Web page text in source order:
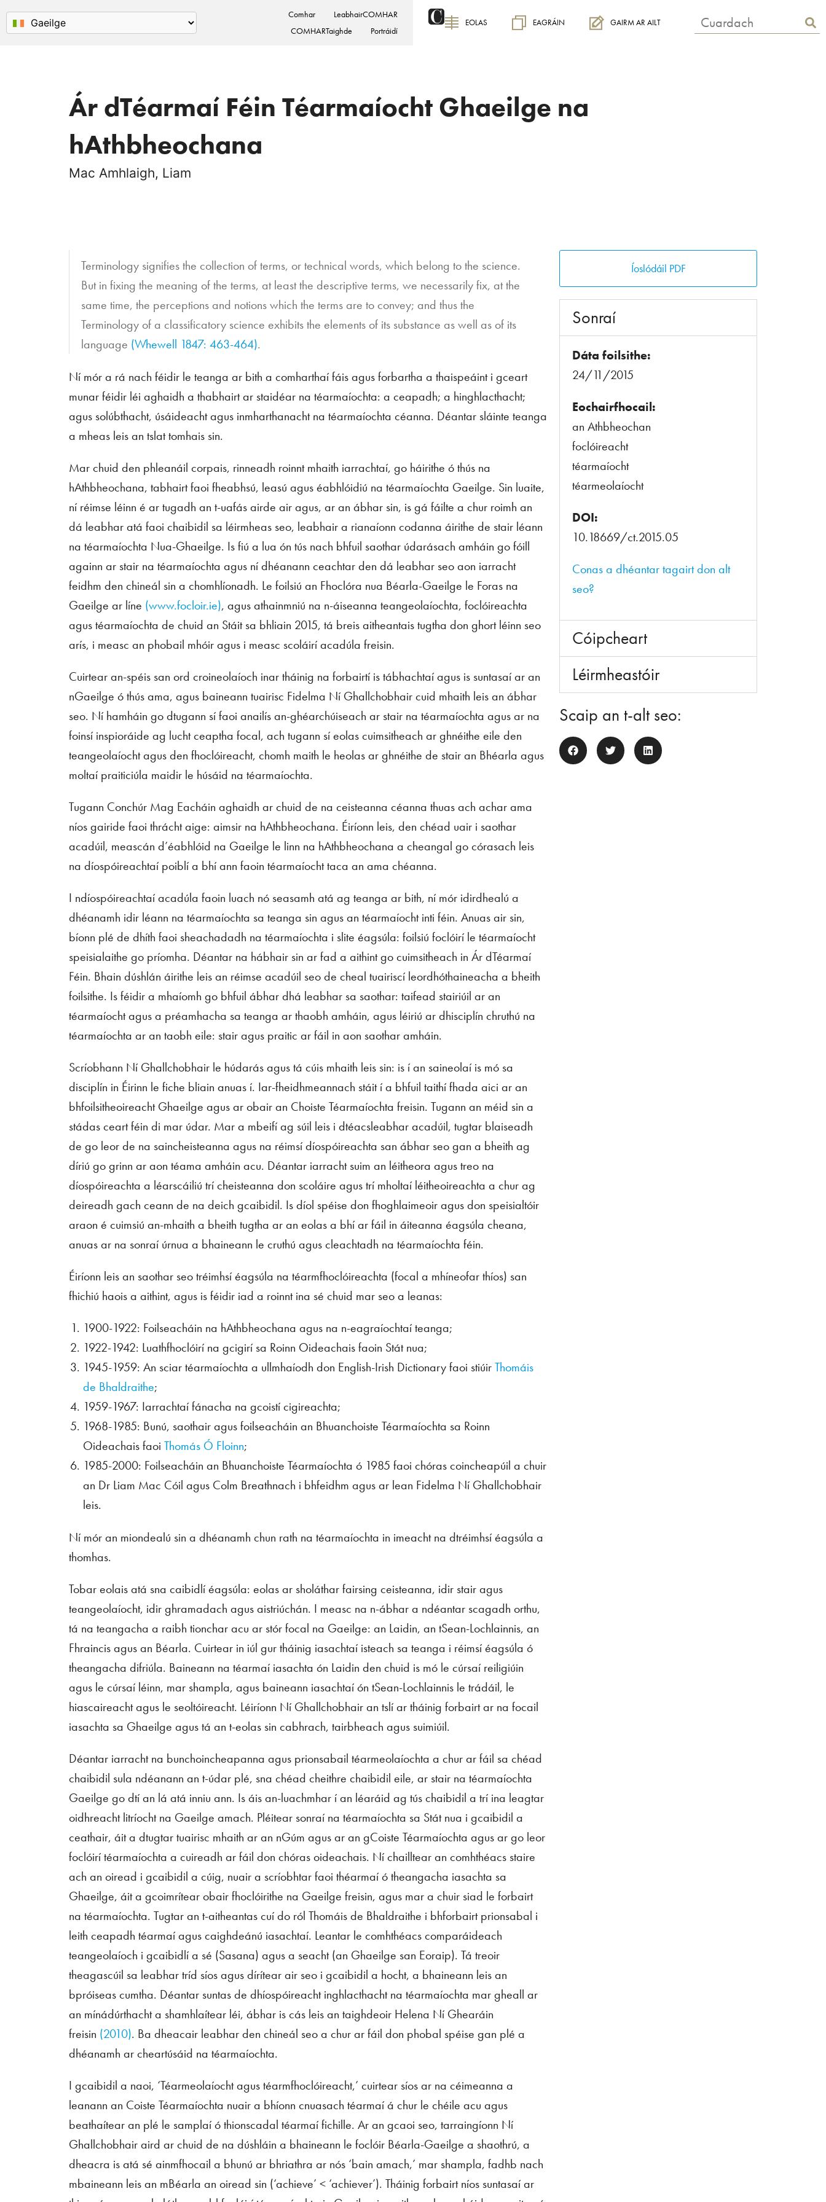
Comhar
LeabhairCOMHAR
COMHARTaighde
Portráidí
EOLAS EAGRÁIN GAIRM AR AILT
Ár dTéarmaí Féin Téarmaíocht Ghaeilge na
hAthbheochana
Mac Amhlaigh, Liam
Terminology signifies the collection of terms, or technical words, which belong to the science.
But in fixing the meaning of the terms, at least the descriptive terms, we necessarily fix, at the
same time, the perceptions and notions which the terms are to convey; and thus the
Terminology of a classificatory science exhibits the elements of its substance as well as of its
language (Whewell 1847: 463-464).
Ní mór a rá nach féidir le teanga ar bith a comharthaí fáis agus forbartha a thaispeáint i gceart
munar féidir léi aghaidh a thabhairt ar staidéar na téarmaíochta: a ceapadh; a hinghlacthacht;
agus solúbthacht, úsáideacht agus inmharthanacht na téarmaíochta céanna. Déantar sláinte teanga
a mheas leis an tslat tomhais sin.
Mar chuid den phleanáil corpais, rinneadh roinnt mhaith iarrachtaí, go háirithe ó thús na
hAthbheochana, tabhairt faoi fheabhsú, leasú agus éabhlóidiú na téarmaíochta Gaeilge. Sin luaite,
ní réimse léinn é ar tugadh an t-uafás airde air agus, ar an ábhar sin, is gá fáilte a chur roimh an
dá leabhar atá faoi chaibidil sa léirmheas seo, leabhair a rianaíonn codanna áirithe de stair léann
na téarmaíochta Nua-Ghaeilge. Is fiú a lua ón tús nach bhfuil saothar údarásach amháin go fóill
againn ar stair na téarmaíochta agus ní dhéanann ceachtar den dá leabhar seo aon iarracht
feidhm den chineál sin a chomhlíonadh. Le foilsiú an Fhoclóra nua Béarla-Gaeilge le Foras na
Gaeilge ar líne (www.focloir.ie), agus athainmniú na n-áiseanna teangeolaíochta, foclóireachta
agus téarmaíochta de chuid an Stáit sa bhliain 2015, tá breis aitheantais tugtha don ghort léinn seo
arís, i measc an phobail mhóir agus i measc scoláirí acadúla freisin.
Cuirtear an-spéis san ord croineolaíoch inar tháinig na forbairtí is tábhachtaí agus is suntasaí ar an
nGaeilge ó thús ama, agus baineann tuairisc Fidelma Ní Ghallchobhair cuid mhaith leis an ábhar
seo. Ní hamháin go dtugann sí faoi anailís an-ghéarchúiseach ar stair na téarmaíochta agus ar na
foinsí inspioráide ag lucht ceaptha focal, ach tugann sí eolas cuimsitheach ar ghnéithe eile den
teangeolaíocht agus den fhoclóireacht, chomh maith le heolas ar ghnéithe de stair an Bhéarla agus
moltaí praiticiúla maidir le húsáid na téarmaíochta.
Tugann Conchúr Mag Eacháin aghaidh ar chuid de na ceisteanna céanna thuas ach achar ama
níos gairide faoi thrácht aige: aimsir na hAthbheochana. Éiríonn leis, den chéad uair i saothar
acadúil, meascán d’éabhlóid na Gaeilge le linn na hAthbheochana a cheangal go córasach leis
na díospóireachtaí poiblí a bhí ann faoin téarmaíocht taca an ama chéanna.
I ndíospóireachtaí acadúla faoin luach nó seasamh atá ag teanga ar bith, ní mór idirdhealú a
dhéanamh idir léann na téarmaíochta sa teanga sin agus an téarmaíocht inti féin. Anuas air sin,
bíonn plé de dhíth faoi sheachadadh na téarmaíochta i slite éagsúla: foilsiú foclóirí le téarmaíocht
speisialaithe go príomha. Déantar na hábhair sin ar fad a aithint go cuimsitheach in Ár dTéarmaí
Féin. Bhain dúshlán áirithe leis an réimse acadúil seo de cheal tuairiscí leordhóthaineacha a bheith
foilsithe. Is féidir a mhaíomh go bhfuil ábhar dhá leabhar sa saothar: taifead stairiúil ar an
téarmaíocht agus a préamhacha sa teanga ar thaobh amháin, agus léiriú ar dhisciplín chruthú na
téarmaíochta ar an taobh eile: stair agus praitic ar fáil in aon saothar amháin.
Scríobhann Ní Ghallchobhair le húdarás agus tá cúis mhaith leis sin: is í an saineolaí is mó sa
disciplín in Éirinn le fiche bliain anuas í. Iar-fheidhmeannach stáit í a bhfuil taithí fhada aici ar an
bhfoilsitheoireacht Ghaeilge agus ar obair an Choiste Téarmaíochta freisin. Tugann an méid sin a
stádas ceart féin di mar údar. Mar a mbeifí ag súil leis i dtéacsleabhar acadúil, tugtar blaiseadh
de go leor de na saincheisteanna agus na réimsí díospóireachta san ábhar seo gan a bheith ag
díriú go grinn ar aon téama amháin acu. Déantar iarracht suim an léitheora agus treo na
díospóireachta a léarscáiliú trí cheisteanna don scoláire agus trí mholtaí léitheoireachta a chur ag
deireadh gach ceann de na deich gcaibidil. Is díol spéise don fhoghlaimeoir agus don speisialtóir
araon é cuimsiú an-mhaith a bheith tugtha ar an eolas a bhí ar fáil in áiteanna éagsúla cheana,
anuas ar na sonraí úrnua a bhaineann le cruthú agus cleachtadh na téarmaíochta féin.
Éiríonn leis an saothar seo tréimhsí éagsúla na téarmfhoclóireachta (focal a mhíneofar thíos) san
fhichiú haois a aithint, agus is féidir iad a roinnt ina sé chuid mar seo a leanas:
1900-1922: Foilseacháin na hAthbheochana agus na n-eagraíochtaí teanga;
1922-1942: Luathfhoclóirí na gcigirí sa Roinn Oideachais faoin Stát nua;
1945-1959: An sciar téarmaíochta a ullmhaíodh don English-Irish Dictionaryfaoi stiúirThomáis
de Bhaldraithe;
1959-1967: Iarrachtaí fánacha na gcoistí cigireachta;
1968-1985: Bunú, saothair agus foilseacháin an Bhuanchoiste Téarmaíochta sa Roinn
Oideachais faoiThomás Ó Floinn;
1985-2000: Foilseacháin an Bhuanchoiste Téarmaíochta ó 1985 faoi chóras coincheapúil a chuir
an Dr Liam Mac Cóil agus Colm Breathnach i bhfeidhm agus ar lean Fidelma Ní Ghallchobhair
leis.
Ní mór an miondealú sin a dhéanamh chun rath na téarmaíochta in imeacht na dtréimhsí éagsúla a
thomhas.
Tobar eolais atá sna caibidlí éagsúla: eolas ar sholáthar fairsing ceisteanna, idir stair agus
teangeolaíocht, idir ghramadach agus aistriúchán. I measc na n-ábhar a ndéantar scagadh orthu,
tá na teangacha a raibh tionchar acu ar stór focal na Gaeilge: an Laidin, an tSean-Lochlainnis, an
Fhraincis agus an Béarla. Cuirtear in iúl gur tháinig iasachtaí isteach sa teanga i réimsí éagsúla ó
theangacha difriúla. Baineann na téarmaí iasachta ón Laidin den chuid is mó le cúrsaí reiligiúin
agus le cúrsaí léinn, mar shampla, agus baineann iasachtaí ón tSean-Lochlainnis le trádáil, le
hiascaireacht agus le seoltóireacht. Léiríonn Ní Ghallchobhair an tslí ar tháinig forbairt ar na focail
iasachta sa Ghaeilge agus tá an t-eolas sin cabhrach, tairbheach agus suimiúil.
Déantar iarracht na bunchoincheapanna agus prionsabail téarmeolaíochta a chur ar fáil sa chéad
chaibidil sula ndéanann an t-údar plé, sna chéad cheithre chaibidil eile, ar stair na téarmaíochta
Gaeilge go dtí an lá atá inniu ann. Is áis an-luachmhar í an léaráid ag tús chaibidil a trí ina leagtar
oidhreacht litríocht na Gaeilge amach. Pléitear sonraí na téarmaíochta sa Stát nua i gcaibidil a
ceathair, áit a dtugtar tuairisc mhaith ar an nGúm agus ar an gCoiste Téarmaíochta agus ar go leor
foclóirí téarmaíochta a cuireadh ar fáil don chóras oideachais. Ní chailltear an comhthéacs staire
ach an oiread i gcaibidil a cúig, nuair a scríobhtar faoi théarmaí ó theangacha iasachta sa
Ghaeilge, áit a gcoimrítear obair fhoclóirithe na Gaeilge freisin, agus mar a chuir siad le forbairt
na téarmaíochta. Tugtar an t-aitheantas cuí do ról Thomáis de Bhaldraithe i bhforbairt prionsabal i
leith ceapadh téarmaí agus caighdeánú iasachtaí. Leantar le comhthéacs comparáideach
teangeolaíoch i gcaibidlí a sé (Sasana) agus a seacht (an Ghaeilge san Eoraip). Tá treoir
theagascúil sa leabhar tríd síos agus dírítear air seo i gcaibidil a hocht, a bhaineann leis an
bpróiseas cumtha. Déantar suntas de dhíospóireacht inghlacthacht na téarmaíochta mar gheall ar
an mínádúrthacht a shamhlaítear léi, ábhar is cás leis an taighdeoir Helena Ní Ghearáin
freisin (2010). Ba dheacair leabhar den chineál seo a chur ar fáil don phobal spéise gan plé a
dhéanamh ar cheartúsáid na téarmaíochta.
I gcaibidil a naoi, ‘Téarmeolaíocht agus téarmfhoclóireacht,’ cuirtear síos ar na céimeanna a
leanann an Coiste Téarmaíochta nuair a bhíonn cnuasach téarmaí á chur le chéile acu agus
beathaítear an plé le samplaí ó thionscadal téarmaí fichille. Ar an gcaoi seo, tarraingíonn Ní
Ghallchobhair aird ar chuid de na dúshláin a bhaineann le foclóir Béarla-Gaeilge a shaothrú, a
dheacra is atá sé ainmfhocail a bhunú ar bhriathra ar nós ‘bain amach,’ mar shampla, fadhb nach
mbaineann leis an mBéarla an oiread sin (‘achieve’ < ‘achiever’). Tháinig forbairt níos suntasaí ar
Íoslódáil PDF
Sonraí
Dáta foilsithe:
24/11/2015
Eochairfhocail:
an Athbheochan
foclóireacht
téarmaíocht
téarmeolaíocht
DOI:
10.18669/ct.2015.05
Conas a dhéantar tagairt don alt
seo?
Cóipcheart
Léirmheastóir
Scaip an t-alt seo: